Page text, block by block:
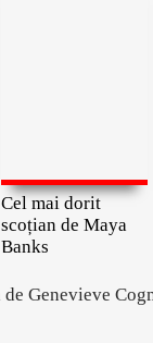
Cel mai dorit
scoțian de Maya
Banks
Genevieve